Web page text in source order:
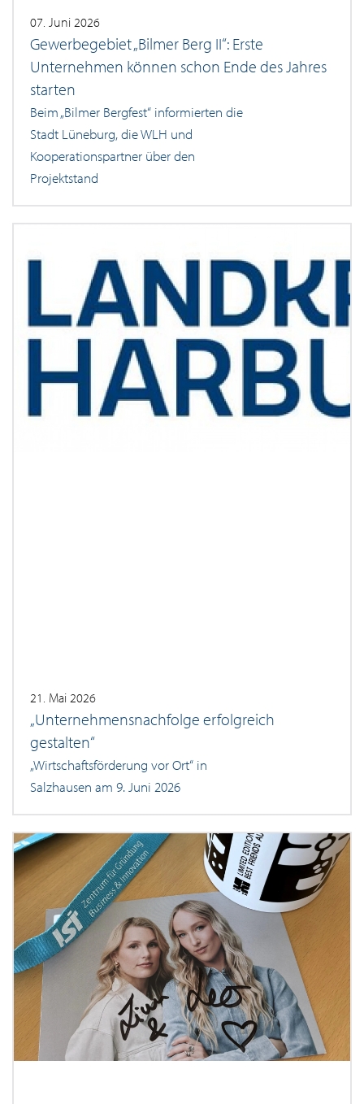
07. Juni 2026
Gewerbegebiet „Bilmer Berg II“: Erste
Unternehmen können schon Ende des Jahres
starten
Beim „Bilmer Bergfest“ informierten die
Stadt Lüneburg, die WLH und
Kooperationspartner über den
Projektstand
21. Mai 2026
„Unternehmensnachfolge erfolgreich
gestalten“
„Wirtschaftsförderung vor Ort“ in
Salzhausen am 9. Juni 2026